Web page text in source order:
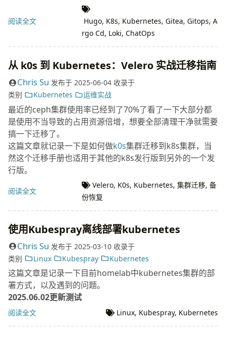
阅读全文 Hugo, K8s, Kubernetes, Gitea, Gitops, A
rgo Cd, Loki, ChatOps
从 k0s 到 Kubernetes：Velero 实战迁移指南
Chris Su 发布于 2025-06-04 收录于
类别
Kubernetes 运维实战
最近的ceph集群使用率已经到了70%了看了一下大部分都
是使用不当导致的占用资源倍增，想要全部清理干净就需要
搞一下迁移了。
这篇文章就记录一下是如何做k0s集群迁移到k8s集群，当
然这个迁移手册也适用于其他的k8s发行版到另外的一个发
行版。
阅读全文
Velero, K0s, Kubernetes,集群迁移,备
份恢复
使用Kubespray离线部署kubernetes
Chris Su 发布于 2025-03-10 收录于
类别
Linux Kubespray Kubernetes
这篇文章是记录一下目前homelab中kubernetes集群的部
署方式，以及遇到的问题。
2025.06.02更新测试
阅读全文 Linux, Kubespray, Kubernetes